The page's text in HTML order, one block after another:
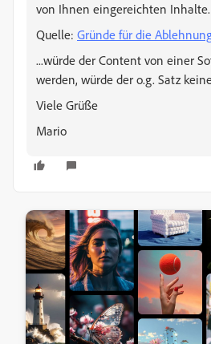
von Ihnen eingereichten Inhalte.
Quelle: Gründe für die
...würde der Content von einer
werden, würde der o.g. Satz
Viele Grüße
Mario